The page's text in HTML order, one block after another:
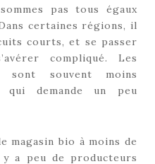
pas tous égaux
certaines régions, il
courts, et se passer
compliqué. Les
sont souvent moins
qui demande un peu
magasin bio à moins de
a peu de producteurs